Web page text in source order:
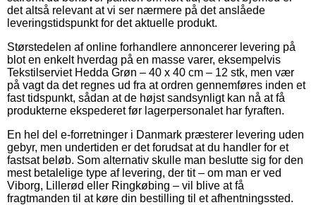
det altså relevant at vi ser nærmere på det anslåede
leveringstidspunkt for det aktuelle produkt.
Størstedelen af online forhandlere annoncerer levering på
blot en enkelt hverdag på en masse varer, eksempelvis
Tekstilserviet Hedda Grøn – 40 x 40 cm – 12 stk, men vær
på vagt da det regnes ud fra at ordren gennemføres inden et
fast tidspunkt, sådan at de højst sandsynligt kan nå at få
produkterne ekspederet før lagerpersonalet har fyraften.
En hel del e-forretninger i Danmark præsterer levering uden
gebyr, men undertiden er det forudsat at du handler for et
fastsat beløb. Som alternativ skulle man beslutte sig for den
mest betalelige type af levering, der tit – om man er ved
Viborg, Lillerød eller Ringkøbing – vil blive at få
fragtmanden til at køre din bestilling til et afhentningssted.